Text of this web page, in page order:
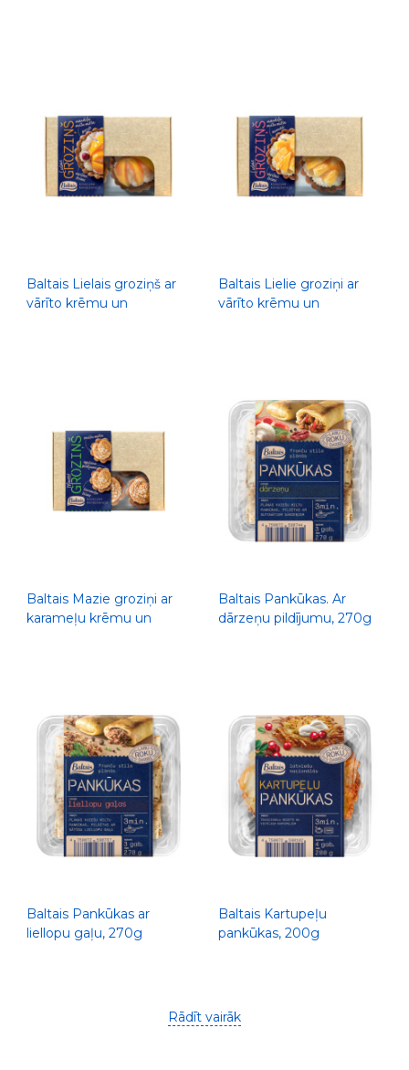
Baltais Lielais groziņš ar
vārīto krēmu un
Baltais Lielie groziņi ar
vārīto krēmu un
Baltais Mazie groziņi ar
karameļu krēmu un
Baltais Pankūkas. Ar
dārzeņu pildījumu, 270g
Baltais Pankūkas ar
liellopu gaļu, 270g
Baltais Kartupeļu
pankūkas, 200g
Rādīt vairāk